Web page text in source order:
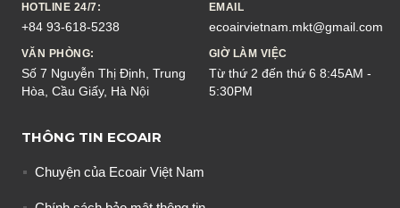
HOTLINE 24/7:
+84 93-618-5238
EMAIL
ecoairvietnam.mkt@gmail.com
VĂN PHÒNG:
Số 7 Nguyễn Thị Định, Trung
Hòa, Cầu Giấy, Hà Nội
GIỜ LÀM VIỆC
Từ thứ 2 đến thứ 6 8:45AM -
5:30PM
THÔNG TIN ECOAIR
Chuyện của Ecoair Việt Nam